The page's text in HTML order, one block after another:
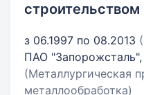
строительством
з 06.1997 по 08.2013
ПАО
(Металлургическая
металлообработка)